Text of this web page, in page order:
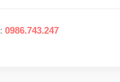
0986.743.247